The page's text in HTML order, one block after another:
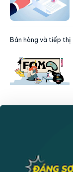
Bán hàng và tiếp thị